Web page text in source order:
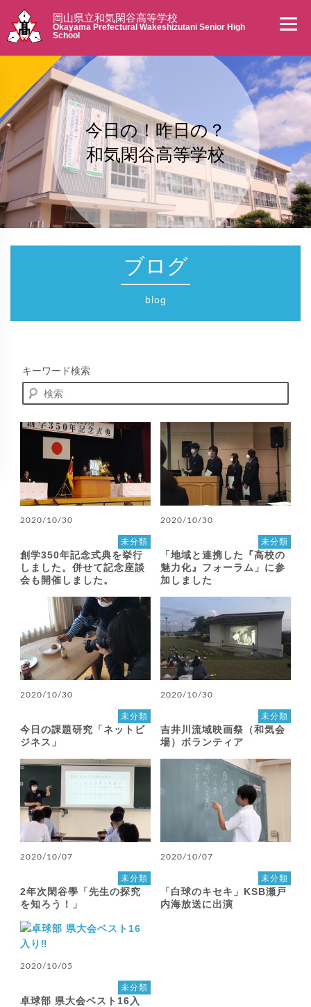
岡山県立和気閑谷高等学校
Okayama Prefectural Wakeshizutani Senior High
School
今日の！昨日の？
和気閑谷高等学校
ブログ
blog
キーワード検索
2020/10/30
未分類
創学350年記念式典を挙行
しました。併せて記念座談
会も開催しました。
2020/10/30
未分類
「地域と連携した『高校の
魅力化』フォーラム」に参
加しました
2020/10/30
未分類
今日の課題研究「ネットビ
ジネス」
2020/10/30
未分類
吉井川流域映画祭（和気会
場）ボランティア
2020/10/07
未分類
2年次閑谷學「先生の探究
を知ろう！」
2020/10/07
未分類
「白球のキセキ」KSB瀬戸
内海放送に出演
2020/10/05
未分類
卓球部 県大会ベスト16入